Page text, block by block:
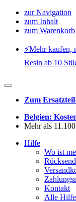
zur Navigation
zum Inhalt
zum Warenkorb
⚡️Mehr kaufen,
Resin ab 10
Zum
Belgien:
Mehr als
Hilfe
Wo ist
Kontakt
Alle